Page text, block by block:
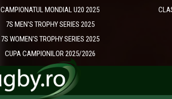
CAMPIONATUL MONDIAL U20 2025
7S MEN'S TROPHY SERIES 2025
7S WOMEN'S TROPHY SERIES 2025
CUPA CAMPIONILOR 2025/2026